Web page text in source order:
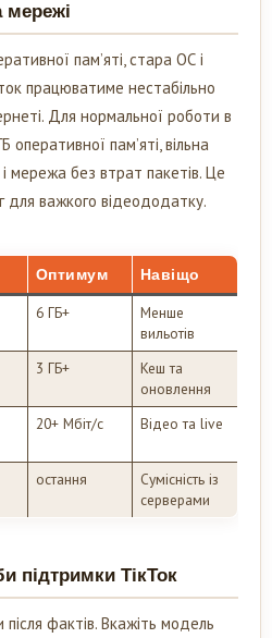
мережі
пам’яті, стара ОС і
працюватиме нестабільно
Для нормальної роботи в
оперативної пам’яті, вільна
мережа без втрат пакетів. Це
для важкого відеододатку.
Оптимум Навіщо
6 ГБ+
Менше
вильотів
3 ГБ+
Кеш та
оновлення
20+ Мбіт/с Відео та live
остання
Сумісність із
серверами
підтримки ТікТок
після фактів. Вкажіть модель